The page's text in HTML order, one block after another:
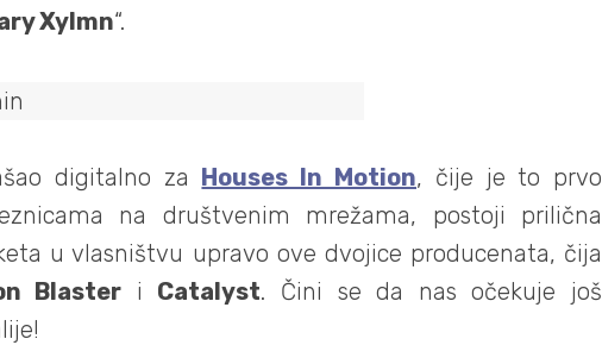
Xylmn“.
digitalno za Houses In Motion, čije je to prvo
na društvenim mrežama, postoji prilična
u vlasništvu upravo ove dvojice producenata, čija
Blaster i Catalyst. Čini se da nas očekuje još